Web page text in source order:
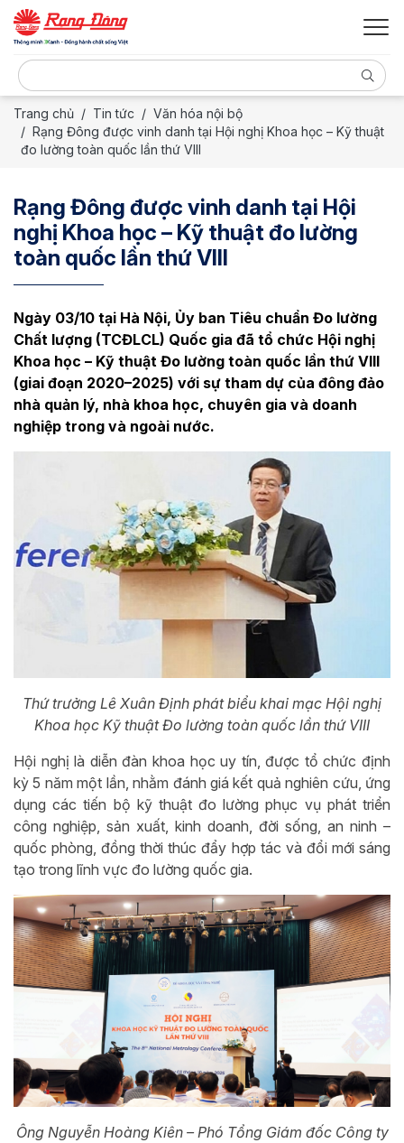
Trang chủ Tin tức
Văn hóa nội bộ
Rạng Đông được vinh danh tại Hội nghị Khoa học – Kỹ thuật
đo lường toàn quốc lần thứ VIII
Rạng Đông được vinh danh tại Hội
nghị Khoa học – Kỹ thuật đo lường
toàn quốc lần thứ VIII
Ngày 03/10 tại Hà Nội, Ủy ban Tiêu chuẩn Đo lường
Chất lượng (TCĐLCL) Quốc gia đã tổ chức Hội nghị
Khoa học – Kỹ thuật Đo lường toàn quốc lần thứ VIII
(giai đoạn 2020–2025) với sự tham dự của đông đảo
nhà quản lý, nhà khoa học, chuyên gia và doanh
nghiệp trong và ngoài nước.
Thứ trưởng Lê Xuân Định phát biểu khai mạc Hội nghị
Khoa học Kỹ thuật Đo lường toàn quốc lần thứ VIII
Hội nghị là diễn đàn khoa học uy tín, được tổ chức định
kỳ 5 năm một lần, nhằm đánh giá kết quả nghiên cứu, ứng
dụng các tiến bộ kỹ thuật đo lường phục vụ phát triển
công nghiệp, sản xuất, kinh doanh, đời sống, an ninh –
quốc phòng, đồng thời thúc đẩy hợp tác và đổi mới sáng
tạo trong lĩnh vực đo lường quốc gia.
Ông Nguyễn Hoàng Kiên – Phó Tổng Giám đốc Công ty